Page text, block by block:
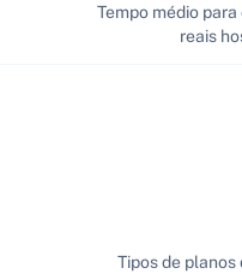
Tempo médio para
reais
Tipos de